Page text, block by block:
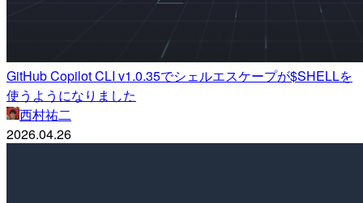
GitHub Copilot CLI v1.0.35でシェルエスケープが$SHELLを
使うようになりました
西村祐二
2026.04.26